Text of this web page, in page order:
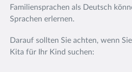
Familiensprachen als Deutsch
Sprachen erlernen.
Darauf sollten Sie achten, wenn
Kita für Ihr Kind suchen: